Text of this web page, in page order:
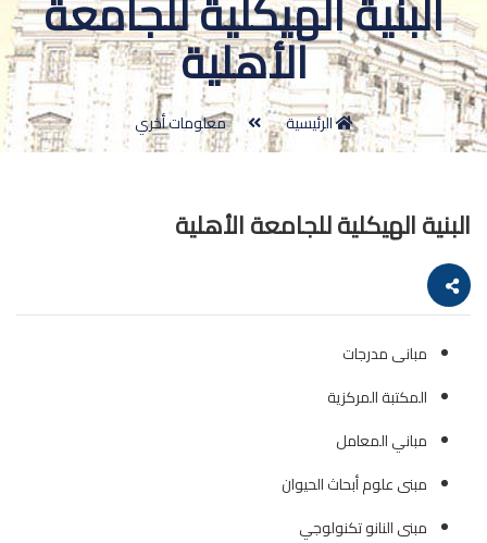
الأهلية
الرئيسية معلومات أخري
البنية الهيكلية للجامعة الأهلية
مبانى مدرجات
المكتبة المركزية
مباني المعامل
مبنى علوم أبحاث الحيوان
مبنى النانو تكنولوجي